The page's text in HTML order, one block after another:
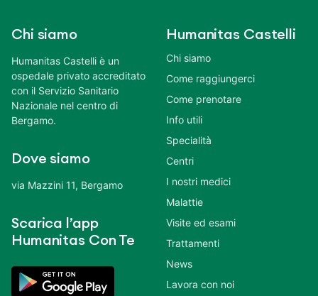
Chi siamo
Humanitas Castelli è un
ospedale privato accreditato
con il Servizio Sanitario
Nazionale nel centro di
Bergamo.
Dove siamo
via Mazzini 11, Bergamo
Scarica l’app
Humanitas Con Te
Humanitas Castelli
Chi siamo
Come raggiungerci
Come prenotare
Info utili
Specialità
Centri
I nostri medici
Malattie
Visite ed esami
Trattamenti
News
Lavora con noi